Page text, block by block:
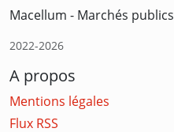
Macellum - Marchés publics
2022-2026
A propos
Mentions légales
Flux RSS